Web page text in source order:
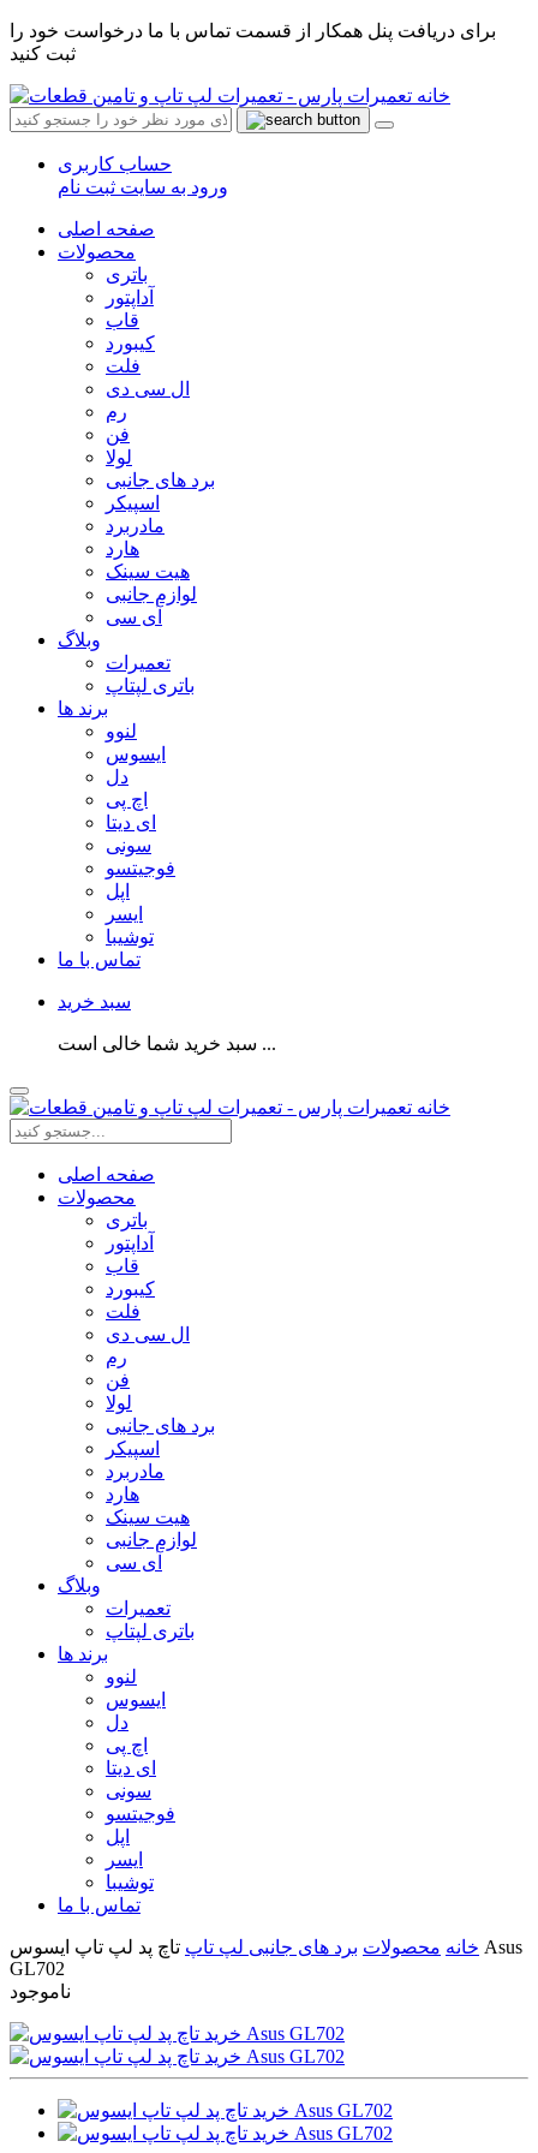
برای دریافت پنل همکار از قسمت تماس با ما درخواست خود را
ثبت کنید
حساب کاربری
ورود به سایت ثبت نام
صفحه اصلی
محصولات
باتری
آداپتور
قاب
کیبورد
فلت
ال سی دی
رم
فن
لولا
برد های جانبی
اسپیکر
مادربرد
هارد
هیت سینک
لوازم جانبی
آی سی
وبلاگ
تعمیرات
باتری لپتاپ
برند ها
لنوو
ایسوس
دل
اچ پی
ای دیتا
سونی
فوجیتسو
اپل
ایسر
توشیبا
تماس با ما
سبد خرید
سبد خرید شما خالی است ...
صفحه اصلی
محصولات
باتری
آداپتور
قاب
کیبورد
فلت
ال سی دی
رم
فن
لولا
برد های جانبی
اسپیکر
مادربرد
هارد
هیت سینک
لوازم جانبی
آی سی
وبلاگ
تعمیرات
باتری لپتاپ
برند ها
لنوو
ایسوس
دل
اچ پی
ای دیتا
سونی
فوجیتسو
اپل
ایسر
توشیبا
تماس با ما
خانه محصولات برد های جانبی لپ تاپ تاچ پد لپ تاپ ایسوس Asus
GL702
ناموجود